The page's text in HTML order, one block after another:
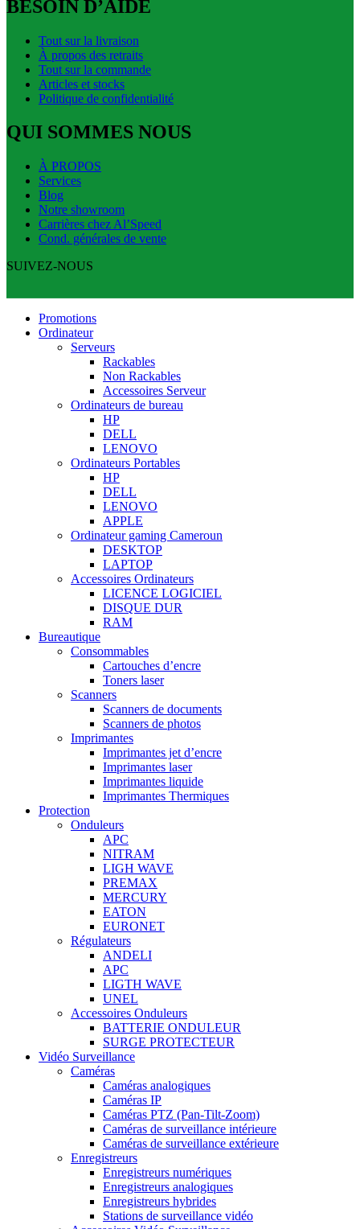
BESOIN D’AIDE
Tout sur la livraison
À propos des retraits
Tout sur la commande
Articles et stocks
Politique de confidentialité
QUI SOMMES NOUS
À PROPOS
Services
Blog
Notre showroom
Carrières chez Al’Speed
Cond. générales de vente
SUIVEZ-NOUS
Promotions
Ordinateur
Serveurs
Rackables
Non Rackables
Accessoires Serveur
Ordinateurs de bureau
HP
DELL
LENOVO
Ordinateurs Portables
HP
DELL
LENOVO
APPLE
Ordinateur gaming Cameroun
DESKTOP
LAPTOP
Accessoires Ordinateurs
LICENCE LOGICIEL
DISQUE DUR
RAM
Bureautique
Consommables
Cartouches d’encre
Toners laser
Scanners
Scanners de documents
Scanners de photos
Imprimantes
Imprimantes jet d’encre
Imprimantes laser
Imprimantes liquide
Imprimantes Thermiques
Protection
Onduleurs
APC
NITRAM
LIGH WAVE
PREMAX
MERCURY
EATON
EURONET
Régulateurs
ANDELI
APC
LIGTH WAVE
UNEL
Accessoires Onduleurs
BATTERIE ONDULEUR
SURGE PROTECTEUR
Vidéo Surveillance
Caméras
Caméras analogiques
Caméras IP
Caméras PTZ (Pan-Tilt-Zoom)
Caméras de surveillance intérieure
Caméras de surveillance extérieure
Enregistreurs
Enregistreurs numériques
Enregistreurs analogiques
Enregistreurs hybrides
Stations de surveillance vidéo